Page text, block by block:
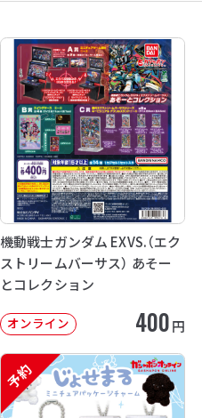
機動戦士ガンダム EXVS.（エク
ストリームバーサス） あそー
とコレクション
オンライン 400円
予約